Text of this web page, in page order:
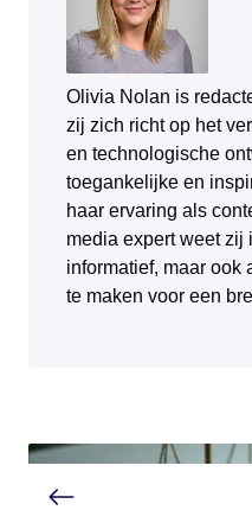
Olivia Nolan is
zij zich richt op het
en technologische
toegankelijke en
haar ervaring als
media expert weet zij
informatief, maar ook
te maken voor een